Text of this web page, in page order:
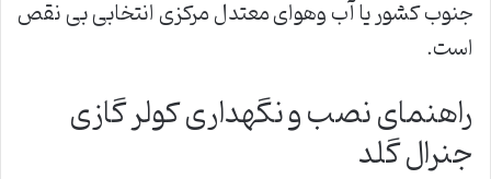
جنوب کشور یا آب وهوای معتدل مرکزی انتخابی بی نقص
است.
راهنمای نصب و نگهداری کولر گازی
جنرال گلد